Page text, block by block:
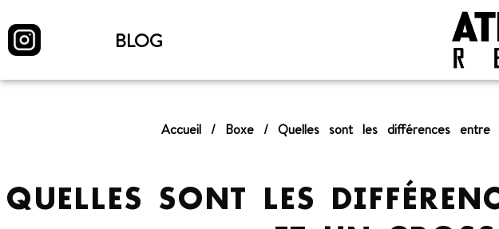
BLOG
Accueil / Boxe / Quelles sont les différences
QUELLES SONT LES